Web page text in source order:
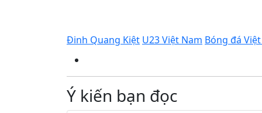
Đinh Quang Kiệt U23 Việt Nam Bóng đá
Ý kiến bạn đọc